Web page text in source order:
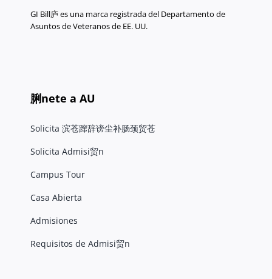
GI Bill庐 es una marca registrada del Departamento de
Asuntos de Veteranos de EE. UU.
脷nete a AU
Solicita 滨苍蹿辞谤尘补肠颈贸苍
Solicita Admisi贸n
Campus Tour
Casa Abierta
Admisiones
Requisitos de Admisi贸n